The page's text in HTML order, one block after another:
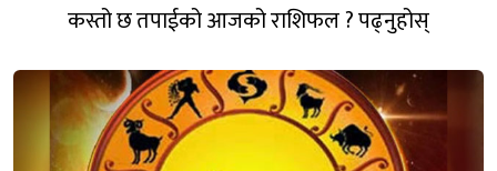
कस्तो छ तपाईको आजको राशिफल ? पढ्नुहोस्